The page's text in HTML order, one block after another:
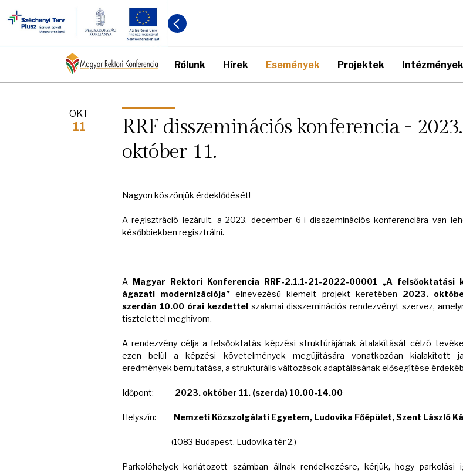
Rólunk Hírek Események Projektek Intézmények
OKT
11
RRF disszeminációs konferencia - 2023.
október 11.
Nagyon köszönjük érdeklődését!
A regisztráció lezárult, a 2023. december 6-i disszeminációs konferenciára van
későbbiekben regisztrálni.
A Magyar Rektori Konferencia RRF-2.1.1-21-2022-00001 „A felsőoktatási
ágazati modernizációja”elnevezésű kiemelt projekt keretében 2023.
szerdán 10.00 órai kezdettel szakmai disszeminációs rendezvényt szervez,
tisztelettel meghívom.
A rendezvény célja a felsőoktatás képzési struktúrájának átalakítását célzó
ezen belül a képzési követelmények megújítására vonatkozóan kialakított
eredmények bemutatása, a strukturális változások adaptálásának elősegítése
Időpont: 2023. október 11. (szerda) 10.00-14.00
Helyszín: Nemzeti Közszolgálati Egyetem, Ludovika Főépület, Szent László
(1083 Budapest, Ludovika tér 2.)
Parkolóhelyek korlátozott számban állnak rendelkezésre, kérjük, hogy parkolási